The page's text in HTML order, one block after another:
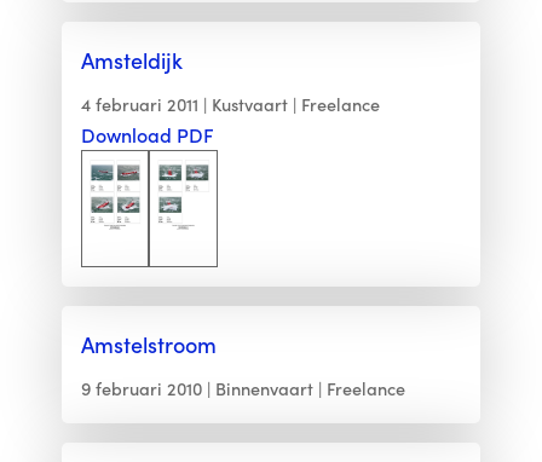
Amsteldijk
4 februari 2011 Kustvaart Freelance
Download PDF
Amstelstroom
9 februari 2010 Binnenvaart Freelance